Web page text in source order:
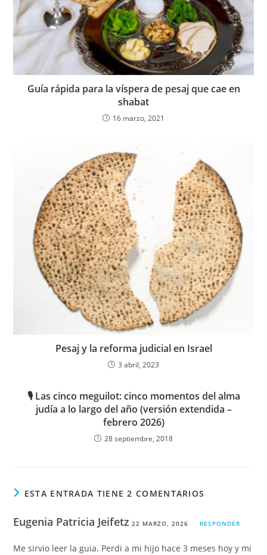
Guía rápida para la víspera de pesaj que cae en
shabat
16 marzo, 2021
Pesaj y la reforma judicial en Israel
3 abril, 2023
🎙️ Las cinco meguilot: cinco momentos del alma
judía a lo largo del año (versión extendida –
febrero 2026)
28 septiembre, 2018
ESTA ENTRADA TIENE 2 COMENTARIOS
Eugenia Patricia Jeifetz 22 MARZO, 2026 RESPONDER
Me sirvio leer la guia. Perdi a mi hijo hace 3 meses hoy y mi